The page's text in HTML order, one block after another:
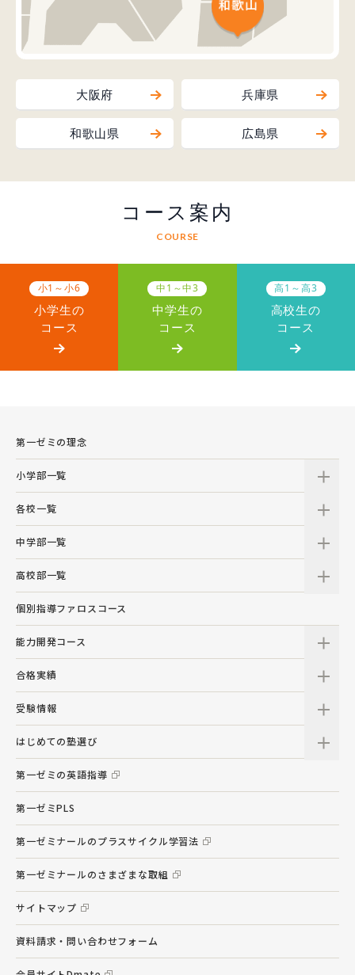
大阪府 兵庫県
和歌山県 広島県
コース案内
COURSE
小1～小6
小学生の
コース
中1～中3
中学生の
コース
高1～高3
高校生の
コース
第一ゼミの理念
小学部一覧
各校一覧
中学部一覧
高校部一覧
個別指導ファロスコース
能力開発コース
合格実績
受験情報
はじめての塾選び
第一ゼミの英語指導
第一ゼミPLS
第一ゼミナールのプラスサイクル学習法
第一ゼミナールのさまざまな取組
サイトマップ
資料請求・問い合わせフォーム